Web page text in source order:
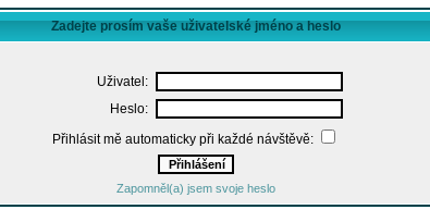
Zadejte prosím vaše uživatelské jméno a heslo
Uživatel:
Heslo:
Přihlásit mě automaticky při každé návštěvě:
Zapomněl(a) jsem svoje heslo